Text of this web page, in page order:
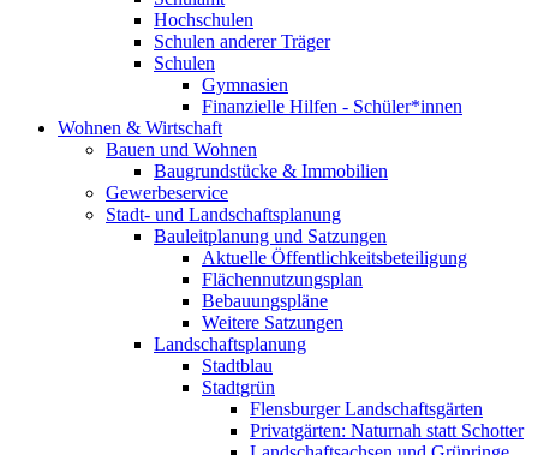
Hochschulen
Schulen anderer Träger
Schulen
Gymnasien
Finanzielle Hilfen - Schüler*innen
Wohnen & Wirtschaft
Bauen und Wohnen
Baugrundstücke & Immobilien
Gewerbeservice
Stadt- und Landschaftsplanung
Bauleitplanung und Satzungen
Aktuelle Öffentlichkeitsbeteiligung
Flächennutzungsplan
Bebauungspläne
Weitere Satzungen
Landschaftsplanung
Stadtblau
Stadtgrün
Flensburger Landschaftsgärten
Privatgärten: Naturnah statt Schotter